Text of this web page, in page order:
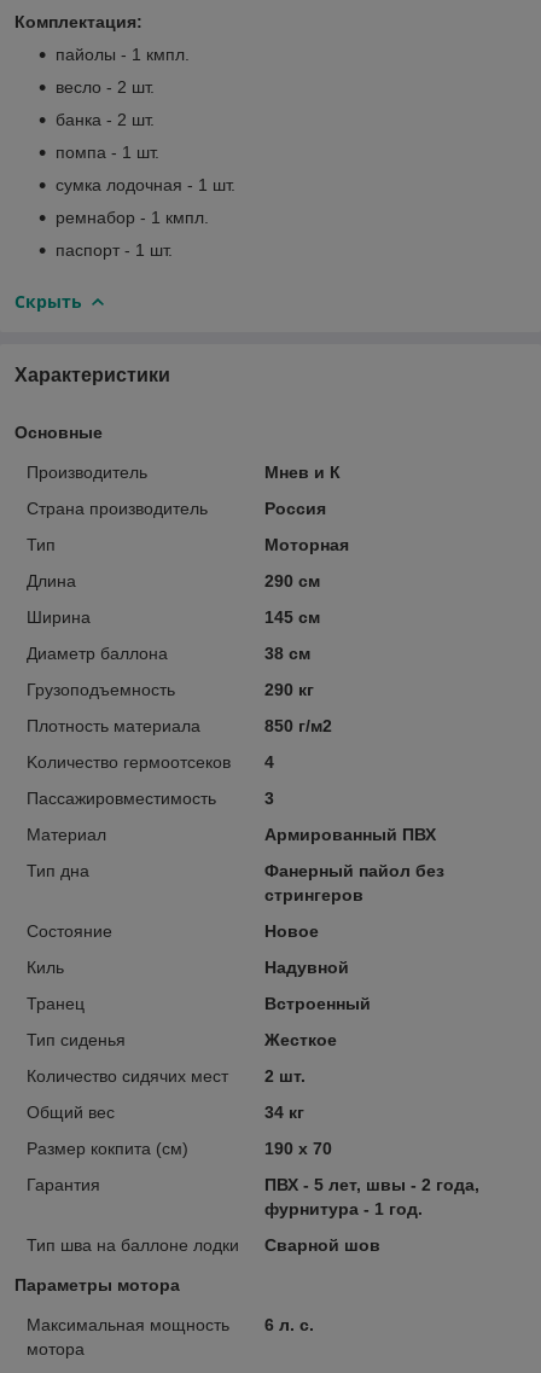
Комплектация:
пайолы - 1 кмпл.
весло - 2 шт.
банка - 2 шт.
помпа - 1 шт.
сумка лодочная - 1 шт.
ремнабор - 1 кмпл.
паспорт - 1 шт.
Скрыть
Характеристики
Основные
Производитель
Мнев и К
Страна производитель
Россия
Тип
Моторная
Длина
290 см
Ширина
145 см
Диаметр баллона
38 см
Грузоподъемность
290 кг
Плотность материала
850 г/м2
Kоличество гермоотсеков
4
Пассажировместимость
3
Материал
Армированный ПВХ
Тип дна
Фанерный пайол без
стрингеров
Состояние
Новое
Киль
Надувной
Транец
Встроенный
Тип сиденья
Жесткое
Количество сидячих мест
2 шт.
Общий вес
34 кг
Размер кокпита (см)
190 х 70
Гарантия
ПВХ - 5 лет, швы - 2 года,
фурнитура - 1 год.
Тип шва на баллоне лодки
Сварной шов
Параметры мотора
Максимальная мощность
мотора
6 л. с.